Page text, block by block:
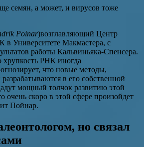
семян, а может, и вирусов тоже
Poinar)возглавляющий Центр
в Университете Макмастера, с
работы Кальвиньяка-Спенсера.
хрупкость РНК иногда
что новые методы,
в его собственной
мощный толчок развитию этой
очень скоро в этой сфере произойдет
Пойнар.
но связал